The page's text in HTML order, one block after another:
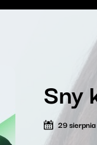
Sny
29